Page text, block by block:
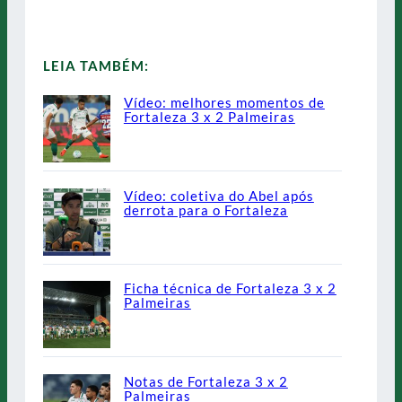
LEIA TAMBÉM:
Vídeo: melhores momentos de
Fortaleza 3 x 2 Palmeiras
Vídeo: coletiva do Abel após
derrota para o Fortaleza
Ficha técnica de Fortaleza 3 x 2
Palmeiras
Notas de Fortaleza 3 x 2
Palmeiras